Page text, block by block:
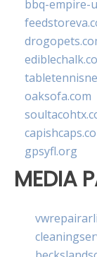
bbq-empire-
oaksofa.com
gpsyfl.org
MEDIA